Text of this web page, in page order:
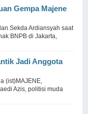
Gempa Majene
Sekda Ardiansyah saat
BNPB di Jakarta,
Jadi Anggota
(ist)MAJENE,
Azis, politisi muda